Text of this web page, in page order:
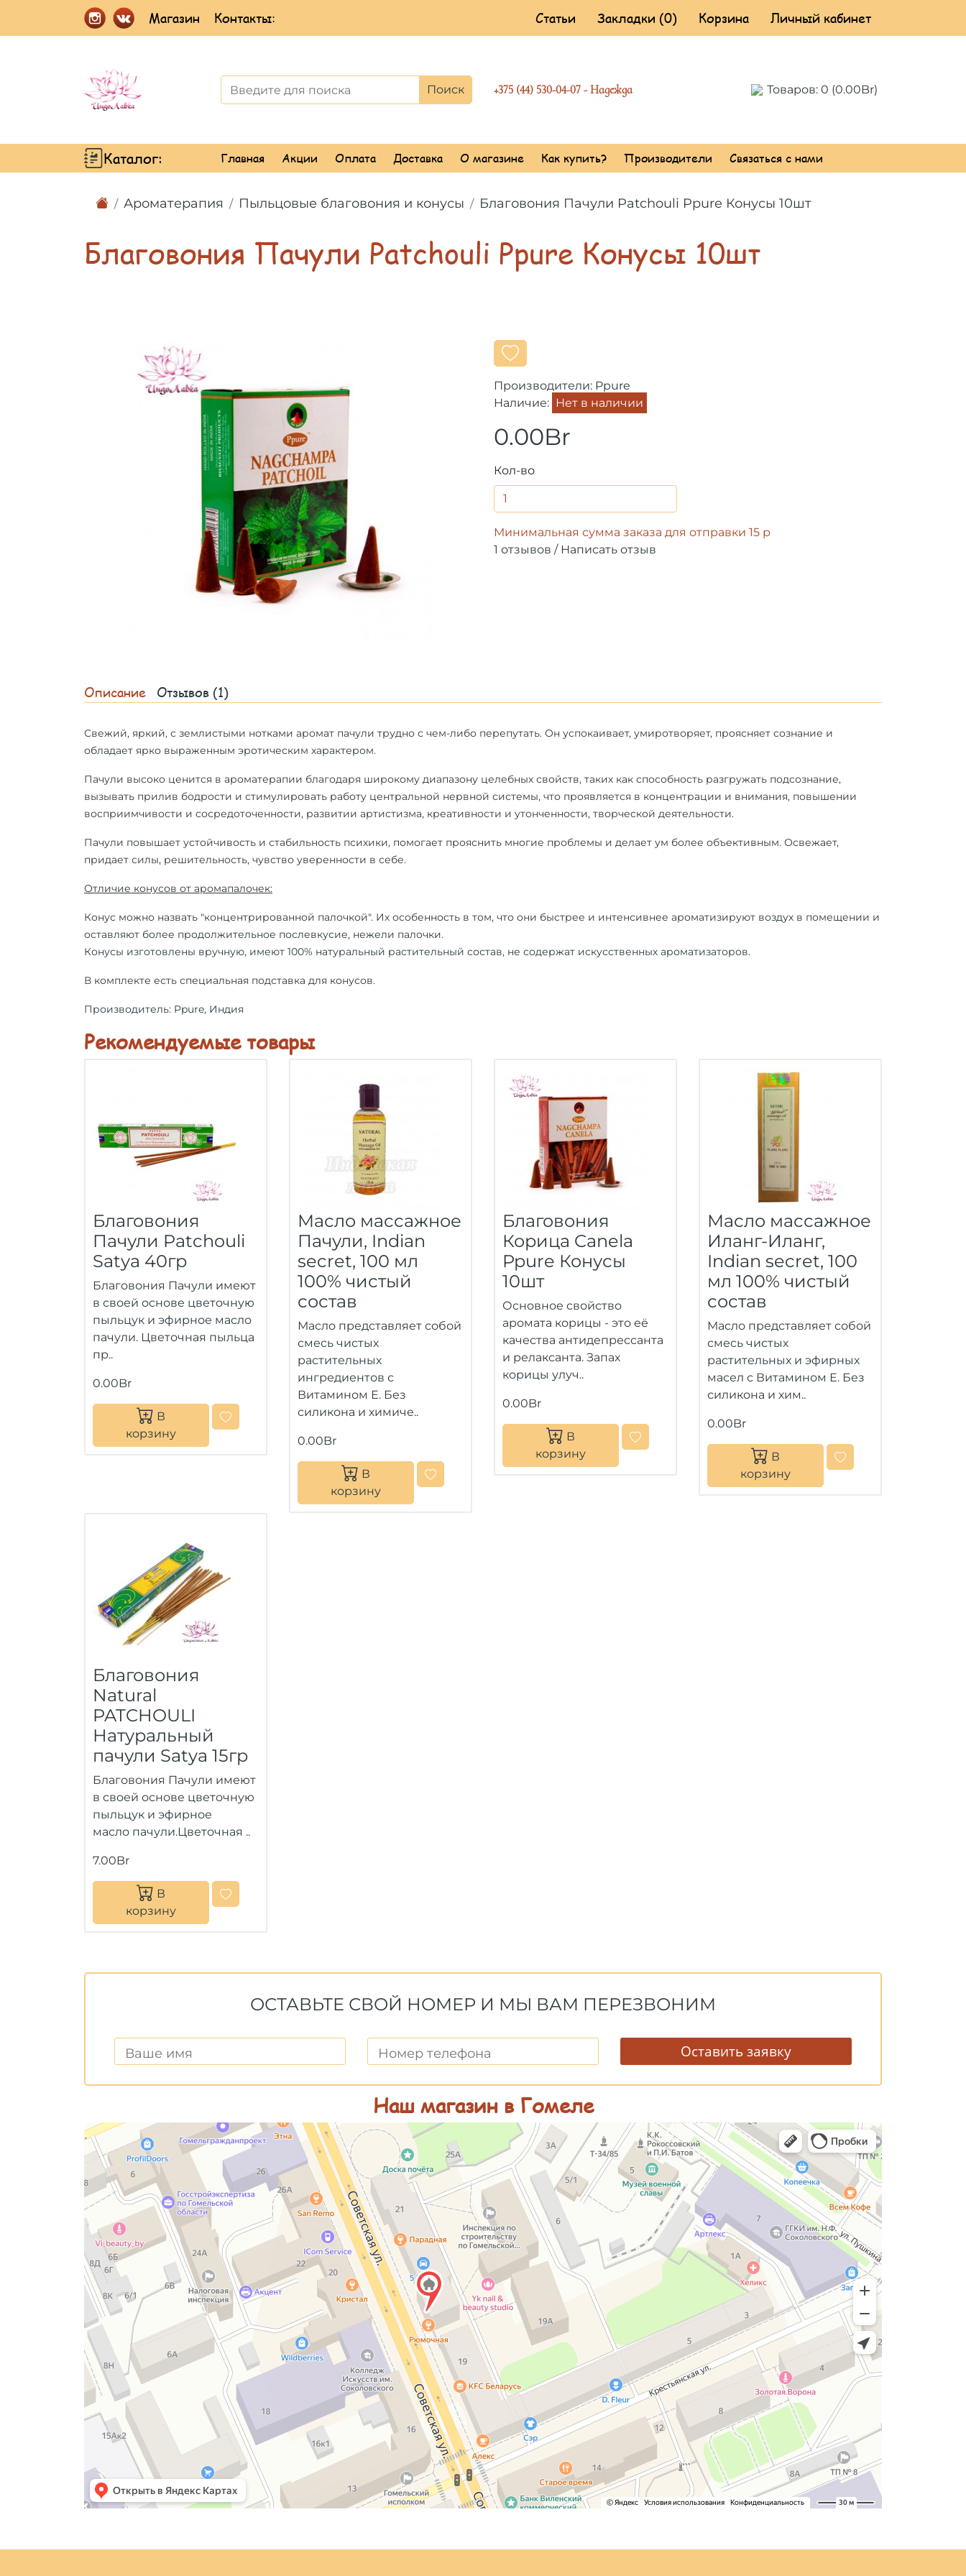
Магазин Контакты: Статьи Закладки (0) Корзина Личный кабинет
Поиск +375 (44) 530-04-07 - Надежда Товаров: 0 (0.00Br)
Каталог: Главная Акции Оплата Доставка О магазине Как купить? Производители Связаться с нами
Ароматерапия Пыльцовые благовония и конусы Благовония Пачули Patchouli Ppure Конусы 10шт
Благовония Пачули Patchouli Ppure Конусы 10шт
Производители: Ppure
Наличие: Нет в наличии
0.00Br
Кол-во
Минимальная сумма заказа для отправки 15 р
1 отзывов / Написать отзыв
Описание Отзывов (1)
Свежий, яркий, с землистыми нотками аромат пачули трудно с чем-либо перепутать. Он успокаивает, умиротворяет, проясняет сознание и
обладает ярко выраженным эротическим характером.
Пачули высоко ценится в ароматерапии благодаря широкому диапазону целебных свойств, таких как способность разгружать подсознание,
вызывать прилив бодрости и стимулировать работу центральной нервной системы, что проявляется в концентрации и внимания, повышении
восприимчивости и сосредоточенности, развитии артистизма, креативности и утонченности, творческой деятельности.
Пачули повышает устойчивость и стабильность психики, помогает прояснить многие проблемы и делает ум более объективным. Освежает,
придает силы, решительность, чувство уверенности в себе.
Отличие конусов от аромапалочек:
Конус можно назвать "концентрированной палочкой". Их особенность в том, что они быстрее и интенсивнее ароматизируют воздух в помещении и
оставляют более продолжительное послевкусие, нежели палочки.
Конусы изготовлены вручную, имеют 100% натуральный растительный состав, не содержат искусственных ароматизаторов.
В комплекте есть специальная подставка для конусов.
Производитель: Ppure, Индия
Рекомендуемые товары
Благовония
Пачули Patchouli
Satya 40гр
Благовония Пачули имеют
в своей основе цветочную
пыльцук и эфирное масло
пачули. Цветочная пыльца
пр..
0.00Br
В
корзину
Масло массажное
Пачули, Indian
secret, 100 мл
100% чистый
состав
Масло представляет собой
смесь чистых
растительных
ингредиентов с
Витамином Е. Без
силикона и химиче..
0.00Br
В
корзину
Благовония
Корица Canela
Ppure Конусы
10шт
Основное свойство
аромата корицы - это её
качества антидепрессанта
и релаксанта. Запах
корицы улуч..
0.00Br
В
корзину
Масло массажное
Иланг-Иланг,
Indian secret, 100
мл 100% чистый
состав
Масло представляет собой
смесь чистых
растительных и эфирных
масел с Витамином Е. Без
силикона и хим..
0.00Br
В
корзину
Благовония
Natural
PATCHOULI
Натуральный
пачули Satya 15гр
Благовония Пачули имеют
в своей основе цветочную
пыльцук и эфирное
масло пачули.Цветочная ..
7.00Br
В
корзину
ОСТАВЬТЕ СВОЙ НОМЕР И МЫ ВАМ ПЕРЕЗВОНИМ
Оставить заявку
Наш магазин в Гомеле